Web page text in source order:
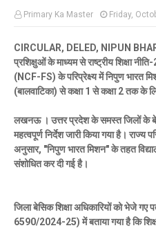
Primary Ka Master Friday,
CIRCULAR, DELED, NIPUN
प्रशिक्षुओं के माध्यम से राष्ट्रीय शिक्षा
(NCF-FS) के परिप्रेक्ष्य में निपुण भारत
(बालवाटिका) से कक्षा 1 से कक्षा 2 तक
लखनऊ । उत्तर प्रदेश के समस्त जिलों के
महत्वपूर्ण निर्देश जारी किया गया है। राज्य
अनुसार, "निपुण भारत मिशन" के तहत
संशोधित कर दी गई है।
जिला बेसिक शिक्षा अधिकारियों को भेजे
6590/2024-25) में बताया गया है कि